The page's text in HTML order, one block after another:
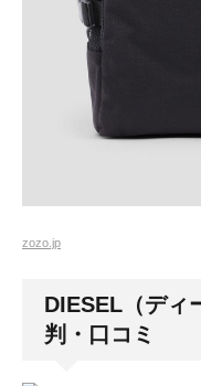
zozo.jp
DIESEL（ディ
判・口コミ